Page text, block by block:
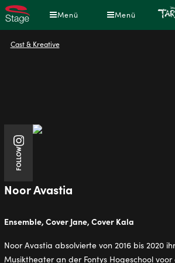
Direkt
zum
Menü Menü
Pfadnavigation
Cast & Kreative
FOLLOW
Instagram
Noor Avastia
Ensemble, Cover Jane, Cover Kala
Noor Avastia absolvierte von 2016 bis 2020
Musiktheater an der Fontys Hogeschool